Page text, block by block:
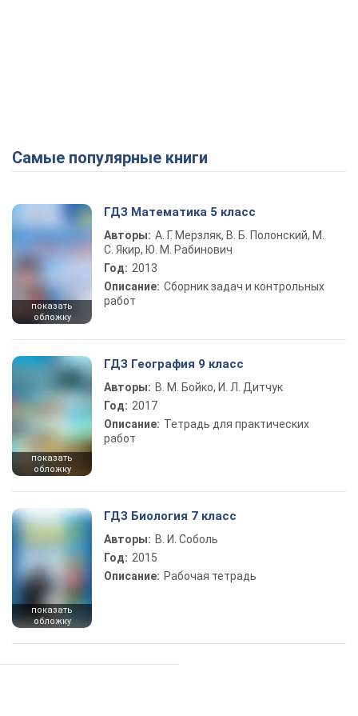
Самые популярные книги
показать
обложку
ГДЗ Математика 5 класс
Авторы: А. Г. Мерзляк, В. Б. Полонский, М.
С. Якир, Ю. М. Рабинович
Год: 2013
Описание: Сборник задач и контрольных
работ
показать
обложку
ГДЗ География 9 класс
Авторы: В. М. Бойко, И. Л. Дитчук
Год: 2017
Описание: Тетрадь для практических
работ
показать
обложку
ГДЗ Биология 7 класс
Авторы: В. И. Соболь
Год: 2015
Описание: Рабочая тетрадь